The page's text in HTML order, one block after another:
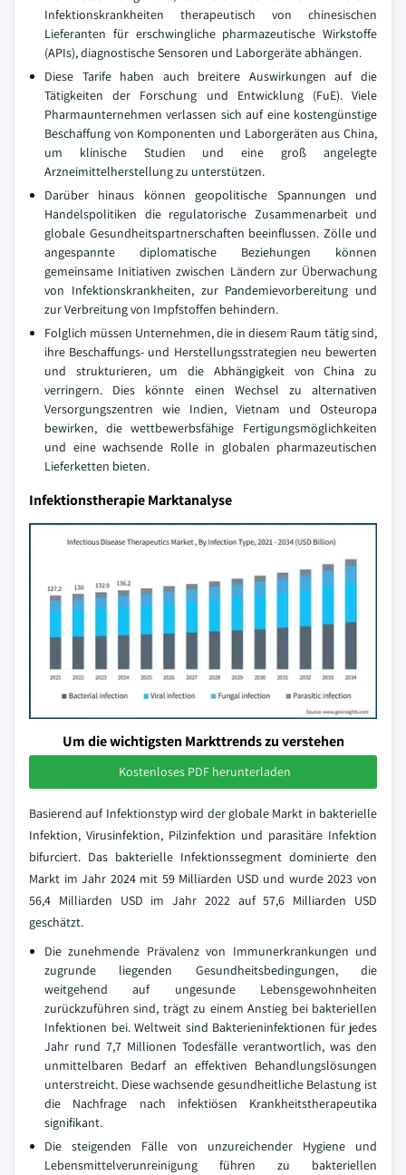
Infektionskrankheiten therapeutisch von chinesischen
Lieferanten für erschwingliche pharmazeutische Wirkstoffe
(APIs), diagnostische Sensoren und Laborgeräte abhängen.
Diese Tarife haben auch breitere Auswirkungen auf die
Tätigkeiten der Forschung und Entwicklung (FuE). Viele
Pharmaunternehmen verlassen sich auf eine kostengünstige
Beschaffung von Komponenten und Laborgeräten aus China,
um klinische Studien und eine groß angelegte
Arzneimittelherstellung zu unterstützen.
Darüber hinaus können geopolitische Spannungen und
Handelspolitiken die regulatorische Zusammenarbeit und
globale Gesundheitspartnerschaften beeinflussen. Zölle und
angespannte diplomatische Beziehungen können
gemeinsame Initiativen zwischen Ländern zur Überwachung
von Infektionskrankheiten, zur Pandemievorbereitung und
zur Verbreitung von Impfstoffen behindern.
Folglich müssen Unternehmen, die in diesem Raum tätig sind,
ihre Beschaffungs- und Herstellungsstrategien neu bewerten
und strukturieren, um die Abhängigkeit von China zu
verringern. Dies könnte einen Wechsel zu alternativen
Versorgungszentren wie Indien, Vietnam und Osteuropa
bewirken, die wettbewerbsfähige Fertigungsmöglichkeiten
und eine wachsende Rolle in globalen pharmazeutischen
Lieferketten bieten.
Infektionstherapie Marktanalyse
Um die wichtigsten Markttrends zu verstehen
Kostenloses PDF herunterladen
Basierend auf Infektionstyp wird der globale Markt in bakterielle
Infektion, Virusinfektion, Pilzinfektion und parasitäre Infektion
bifurciert. Das bakterielle Infektionssegment dominierte den
Markt im Jahr 2024 mit 59 Milliarden USD und wurde 2023 von
56,4 Milliarden USD im Jahr 2022 auf 57,6 Milliarden USD
geschätzt.
Die zunehmende Prävalenz von Immunerkrankungen und
zugrunde liegenden Gesundheitsbedingungen, die
weitgehend auf ungesunde Lebensgewohnheiten
zurückzuführen sind, trägt zu einem Anstieg bei bakteriellen
Infektionen bei. Weltweit sind Bakterieninfektionen für jedes
Jahr rund 7,7 Millionen Todesfälle verantwortlich, was den
unmittelbaren Bedarf an effektiven Behandlungslösungen
unterstreicht. Diese wachsende gesundheitliche Belastung ist
die Nachfrage nach infektiösen Krankheitstherapeutika
signifikant.
Die steigenden Fälle von unzureichender Hygiene und
Lebensmittelverunreinigung führen zu bakteriellen